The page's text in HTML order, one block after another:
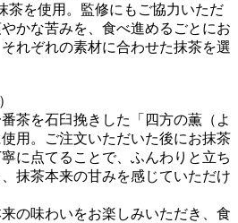
茶を使用。監修にもご協力いただ
かな苦みを、食べ進めるごとにお
れぞれの素材に合わせた抹茶を選
茶を石臼挽きした「四方の薫（よ
用。ご注文いただいた後にお抹茶
に点てることで、ふんわりと立ち
抹茶本来の甘みを感じていただけ
の味わいをお楽しみいただき、食